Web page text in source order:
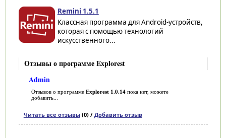
Remini 1.5.1
Классная программа для Android-устройств,
которая с помощью технологий
искусственного...
Отзывы о программе Explorest
Admin
Отзывов о программе Explorest 1.0.14пока нет, можете
добавить...
Читать все отзывы(0) / Добавить отзыв